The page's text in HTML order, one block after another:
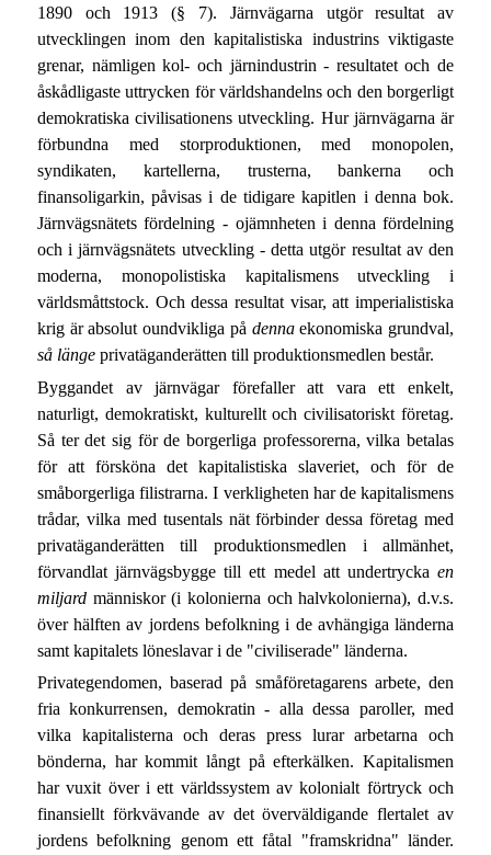
1890 och 1913 (§ 7). Järnvägarna utgör resultat av
utvecklingen inom den kapitalistiska industrins viktigaste
grenar, nämligen kol- och järnindustrin - resultatet och de
åskådligaste uttrycken för världshandelns och den borgerligt
demokratiska civilisationens utveckling. Hur järnvägarna är
förbundna med storproduktionen, med monopolen,
syndikaten, kartellerna, trusterna, bankerna och
finansoligarkin, påvisas i de tidigare kapitlen i denna bok.
Järnvägsnätets fördelning - ojämnheten i denna fördelning
och i järnvägsnätets utveckling - detta utgör resultat av den
moderna, monopolistiska kapitalismens utveckling i
världsmåttstock. Och dessa resultat visar, att imperialistiska
krig är absolut oundvikliga på dennaekonomiska grundval,
så längeprivatäganderätten till produktionsmedlen består.
Byggandet av järnvägar förefaller att vara ett enkelt,
naturligt, demokratiskt, kulturellt och civilisatoriskt företag.
Så ter det sig för de borgerliga professorerna, vilka betalas
för att försköna det kapitalistiska slaveriet, och för de
småborgerliga filistrarna. I verkligheten har de kapitalismens
trådar, vilka med tusentals nät förbinder dessa företag med
privatäganderätten till produktionsmedlen i allmänhet,
förvandlat järnvägsbygge till ett medel att undertryckaen
miljardmänniskor (i kolonierna och halvkolonierna), d.v.s.
över hälften av jordens befolkning i de avhängiga länderna
samt kapitalets löneslavar i de "civiliserade" länderna.
Privategendomen, baserad på småföretagarens arbete, den
fria konkurrensen, demokratin - alla dessa paroller, med
vilka kapitalisterna och deras press lurar arbetarna och
bönderna, har kommit långt på efterkälken. Kapitalismen
har vuxit över i ett världssystem av kolonialt förtryck och
finansiellt förkvävande av det överväldigande flertalet av
jordens befolkning genom ett fåtal "framskridna" länder.